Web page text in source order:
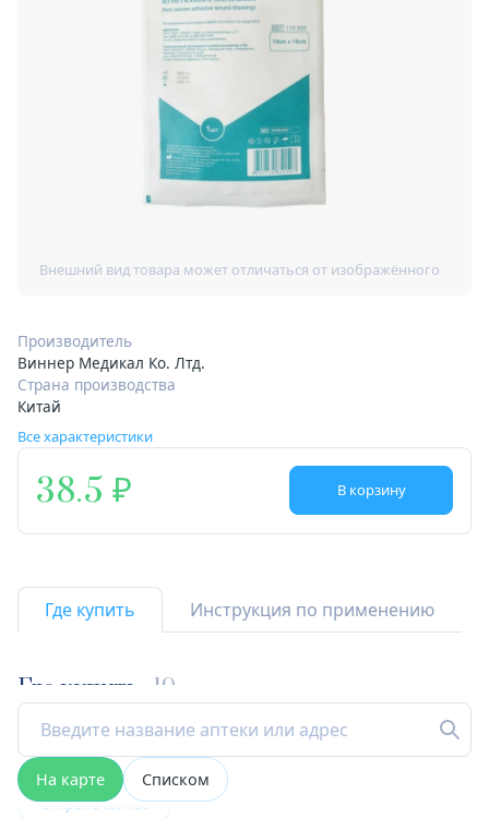
Производитель
Виннер Медикал Ко. Лтд.
Страна производства
Китай
Все характеристики
38.5 В корзину
Где купить Инструкция по применению
Где купить 19
На карте Списком
Открыта сейчас